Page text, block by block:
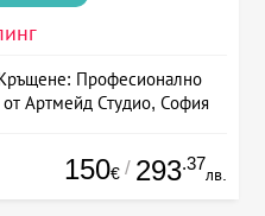
Професионално
Артмейд Студио, София
150€ / 293.37
лв.